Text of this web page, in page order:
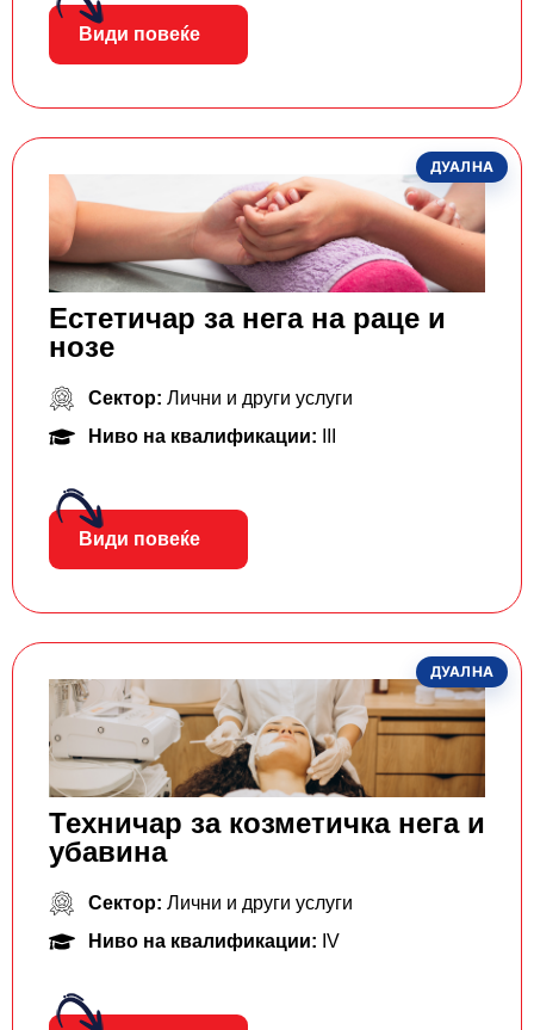
Види повеќе
ДУАЛНА
Естетичар за нега на раце и
нозе
Сектор: Лични и други услуги
Ниво на квалификации:
Види повеќе
ДУАЛНА
Техничар за козметичка нега и
убавина
Сектор: Лични и други услуги
Ниво на квалификации: IV